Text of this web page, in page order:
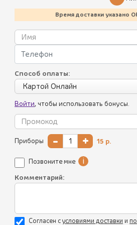
Пикник по-грузински
Батумский стрит-фуд
Лисички
Хинкали, пхали, соусы
Салаты
Закуски
Супы
Выпечка
Вкусная
Очень нравится этот
рекомендую его
Время доставки указано
Способ оплаты:
Войти, чтобы использовать бонусы.
Приборы - + 15 р.
Позвоните мне i
Комментарий:
Согласен суcловиями доставки и